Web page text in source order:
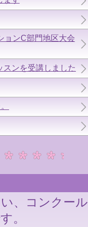
ョンC部門地区大会
ンを受講しました
、コンクール
。